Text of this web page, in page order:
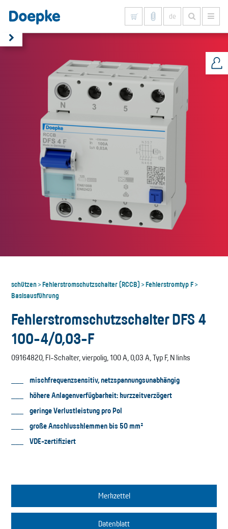
de
schützen>Fehlerstromschutzschalter (RCCB) >Fehlerstromtyp F>
Basisausführung
Fehlerstromschutzschalter DFS 4
100-4/0,03-F
09164820, FI-Schalter, vierpolig, 100 A, 0,03 A, Typ F, N links
mischfrequenzsensitiv, netzspannungsunabhängig
höhere Anlagenverfügbarkeit: kurzzeitverzögert
geringe Verlustleistung pro Pol
große Anschlussklemmen bis 50 mm²
VDE-zertifiziert
Merkzettel
Datenblatt